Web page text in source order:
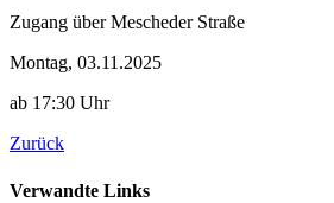
Zugang über Mescheder Straße
Montag, 03.11.2025
ab 17:30 Uhr
Zurück
Verwandte Links